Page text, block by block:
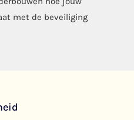
met de beveiliging